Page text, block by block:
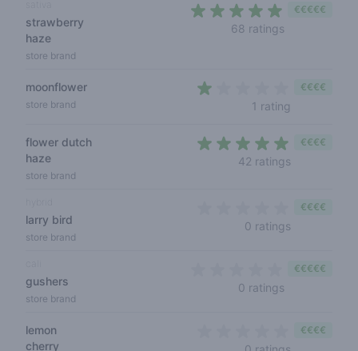
strawberry
haze
store brand
68 ratings
€€€€€
moonflower
store brand 1 rating
€€€€
flower dutch
haze
store brand
42 ratings
€€€€
larry bird
store brand
0 ratings
€€€€
gushers
store brand
0 ratings
€€€€€
lemon
cherry
€€€€